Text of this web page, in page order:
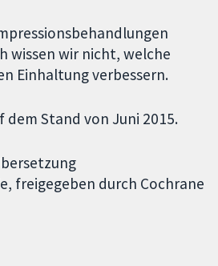
wissen wir nicht, welche
Einhaltung verbessern.
dem Stand von Juni 2015.
freigegeben durch Cochrane